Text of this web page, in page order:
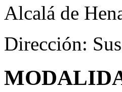
Alcalá de
Dirección: